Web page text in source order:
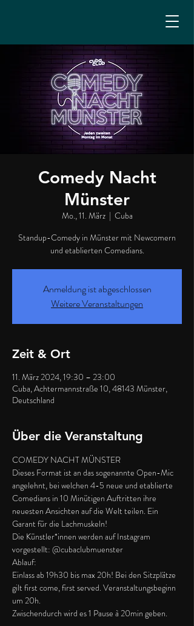
Comedy Nacht
Münster
Mo., 11. März
  |
Cuba
Standup-Comedy in Münster mit Newcomern
und etablierten Comedians.
Anmeldung ist abgeschlossen
Weitere Veranstaltungen
Zeit & Ort
11. März 2024, 19:30 – 23:00
Cuba, Achtermannstraße 10, 48143 Münster,
Deutschland
Über die Veranstaltung
COMEDY NACHT MÜNSTER
Dieses Format ist an das sogenannte Open-Mic
angelehnt, bei welchen 4-5 neue und etablierte
Comedians in 10 Minütigen Auftritten ihre
neuesten Ansichten auf die Welt teilen. Ein
Garant für die Lachmuskeln!
Die Künstler*innen werden auf Instagram
vorgestellt: @cubaclubmuenster
Ablauf:
Einlass ab 19h30 bis max 20h! Bei den Sitzplätze
gilt first come, first served. Veranstaltungsbeginn
um 20h.
Zwischendurch wird es 1 Pause à 20min geben.